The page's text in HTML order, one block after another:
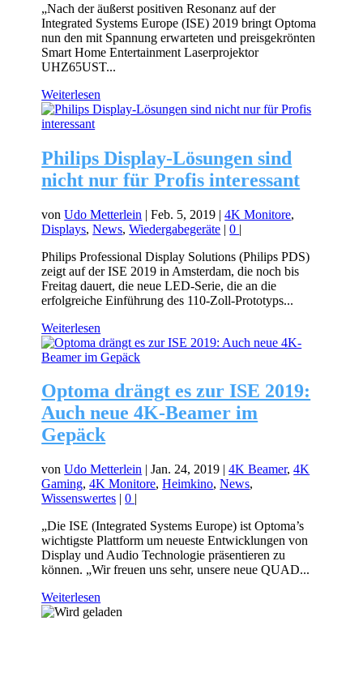
„Nach der äußerst positiven Resonanz auf der
Integrated Systems Europe (ISE) 2019 bringt Optoma
nun den mit Spannung erwarteten und preisgekrönten
Smart Home Entertainment Laserprojektor
UHZ65UST...
Weiterlesen
Philips Display-Lösungen sind
nicht nur für Profis interessant
vonUdo Metterlein |Feb. 5, 2019 |4K Monitore,
Displays,News,Wiedergabegeräte |0 |
Philips Professional Display Solutions (Philips PDS)
zeigt auf der ISE 2019 in Amsterdam, die noch bis
Freitag dauert, die neue LED-Serie, die an die
erfolgreiche Einführung des 110-Zoll-Prototyps...
Weiterlesen
Optoma drängt es zur ISE 2019:
Auch neue 4K-Beamer im
Gepäck
vonUdo Metterlein |Jan. 24, 2019 |4K Beamer,4K
Gaming,4K Monitore,Heimkino,News,
Wissenswertes |0 |
„Die ISE (Integrated Systems Europe) ist Optoma’s
wichtigste Plattform um neueste Entwicklungen von
Display und Audio Technologie präsentieren zu
können. „Wir freuen uns sehr, unsere neue QUAD...
Weiterlesen